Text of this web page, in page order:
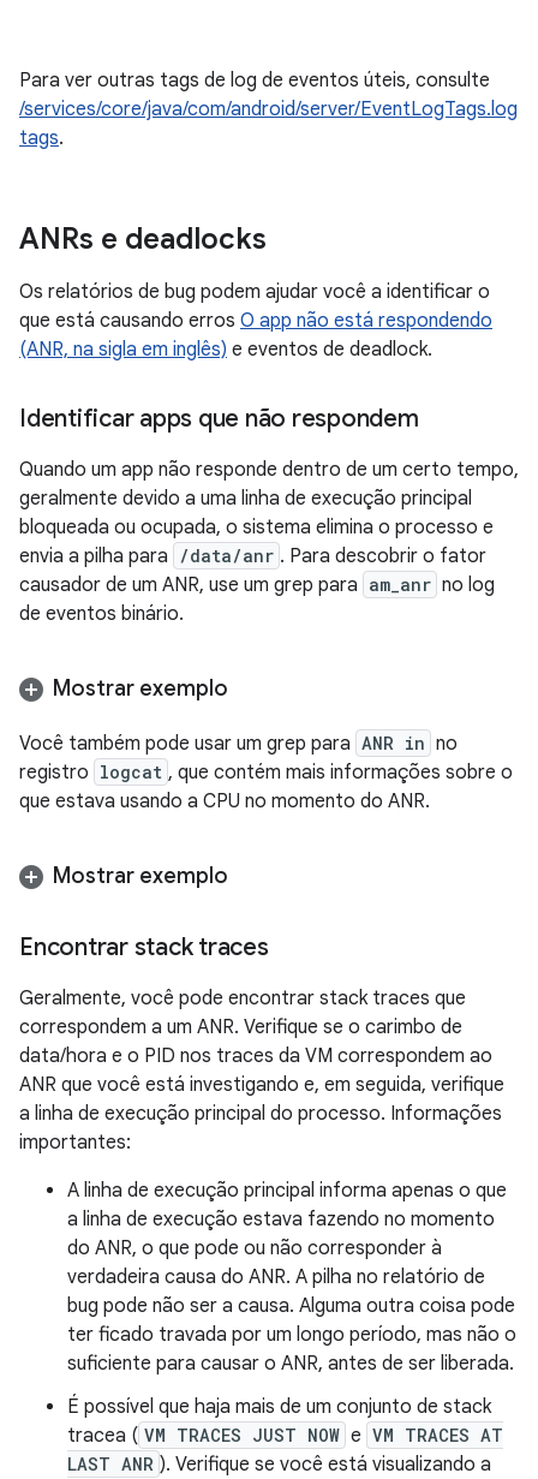
Para ver outras tags de log de eventos úteis, consulte
/services/core/java/com/android/server/EventLogTags.log
tags.
ANRs e deadlocks
Os relatórios de bug podem ajudar você a identificar o
que está causando erros O app não está respondendo
(ANR, na sigla em inglês) e eventos de deadlock.
Identificar apps que não respondem
Quando um app não responde dentro de um certo tempo,
geralmente devido a uma linha de execução principal
bloqueada ou ocupada, o sistema elimina o processo e
envia a pilha para
/data/anr . Para descobrir o fator
causador de um ANR, use um grep para am_anr no log
de eventos binário.
Mostrar exemplo
Você também pode usar um grep para ANR in no
registro logcat , que contém mais informações sobre o
que estava usando a CPU no momento do ANR.
Mostrar exemplo
Encontrar stack traces
Geralmente, você pode encontrar stack traces que
correspondem a um ANR. Verifique se o carimbo de
data/hora e o PID nos traces da VM correspondem ao
ANR que você está investigando e, em seguida, verifique
a linha de execução principal do processo. Informações
importantes:
A linha de execução principal informa apenas o que
a linha de execução estava fazendo no momento
do ANR, o que pode ou não corresponder à
verdadeira causa do ANR. A pilha no relatório de
bug pode não ser a causa. Alguma outra coisa pode
ter ficado travada por um longo período, mas não o
suficiente para causar o ANR, antes de ser liberada.
É possível que haja mais de um conjunto de stack
tracea ( VM TRACES JUST NOW e VM TRACES AT
LAST ANR ). Verifique se você está visualizando a